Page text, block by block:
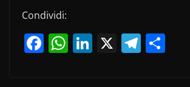
Condividi:
F W Li X T